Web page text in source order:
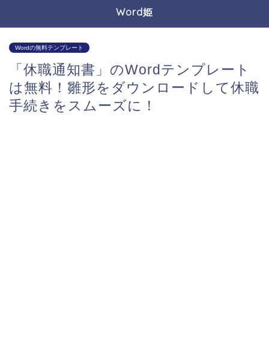
Word姫
Wordの無料テンプレート
「休職通知書」のWordテンプレート
は無料！雛形をダウンロードして休職
手続きをスムーズに！